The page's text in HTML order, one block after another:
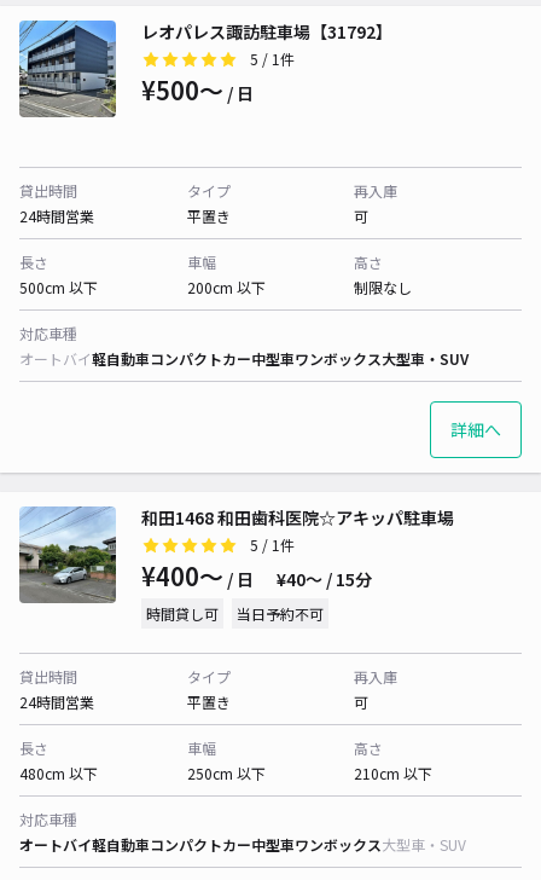
レオパレス諏訪駐車場【31792】
5 / 1件
¥500〜 / 日
貸出時間
24時間営業
タイプ
平置き
再入庫
可
長さ
500cm 以下
車幅
200cm 以下
高さ
制限なし
対応車種
オートバイ軽自動車コンパクトカー中型車ワンボックス大型車・SUV
詳細へ
和田1468 和田歯科医院☆アキッパ駐車場
5 / 1件
¥400〜 / 日 ¥40〜 / 15分
時間貸し可 当日予約不可
貸出時間
24時間営業
タイプ
平置き
再入庫
可
長さ
480cm 以下
車幅
250cm 以下
高さ
210cm 以下
対応車種
オートバイ軽自動車コンパクトカー中型車ワンボックス大型車・SUV